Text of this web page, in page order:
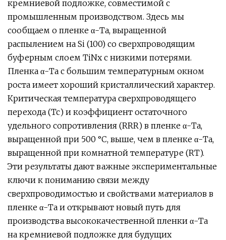
кремниевой подложке, совместимой с
промышленным производством. Здесь мы
сообщаем о пленке α-Ta, выращенной
распылением на Si (100) со сверхпроводящим
буферным слоем TiNx с низкими потерями.
Пленка α-Ta с большим температурным окном
роста имеет хороший кристаллический характер.
Критическая температура сверхпроводящего
перехода (Tc) и коэффициент остаточного
удельного сопротивления (RRR) в пленке α-Ta,
выращенной при 500 °C, выше, чем в пленке α-Ta,
выращенной при комнатной температуре (RT).
Эти результаты дают важные экспериментальные
ключи к пониманию связи между
сверхпроводимостью и свойствами материалов в
пленке α-Ta и открывают новый путь для
производства высококачественной пленки α-Ta
на кремниевой подложке для будущих